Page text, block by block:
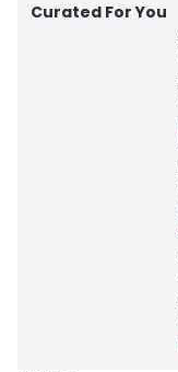
Curated For You